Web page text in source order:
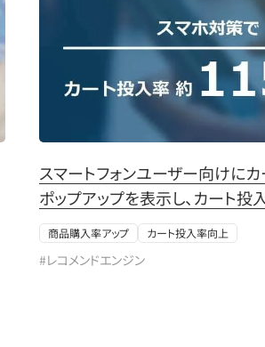
スマートフォンユーザー向けに
ポップアップを表示し、カート投
商品購入率アップ カート投入率向上
#レコメンドエンジン